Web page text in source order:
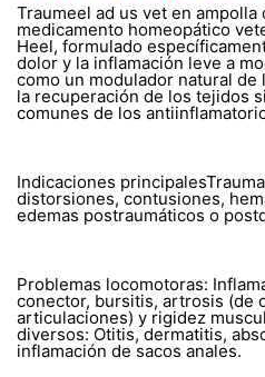
Traumeel ad us vet en ampolla
medicamento homeopático
Heel, formulado
dolor y la inflamación leve a
como un modulador natural de
la recuperación de los tejidos
comunes de los
Indicaciones
distorsiones, contusiones,
edemas postraumáticos o
Problemas locomotoras:
conector, bursitis, artrosis (de
articulaciones) y rigidez
diversos: Otitis, dermatitis,
inflamación de sacos anales.